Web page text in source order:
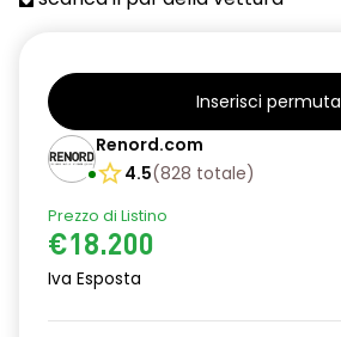
Inserisci permuta
Renord.com
4.5(828 totale)
Prezzo di Listino
€18.200
Iva Esposta